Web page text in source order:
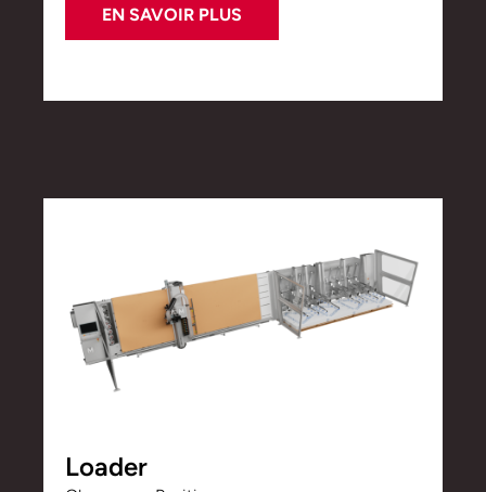
EN SAVOIR PLUS
Loader